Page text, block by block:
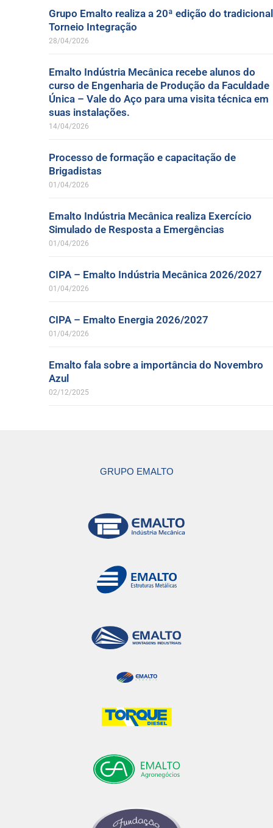
Grupo Emalto realiza a 20ª edição do tradicional
Torneio Integração
28/04/2026
Emalto Indústria Mecânica recebe alunos do
curso de Engenharia de Produção da Faculdade
Única – Vale do Aço para uma visita técnica em
suas instalações.
14/04/2026
Processo de formação e capacitação de
Brigadistas
01/04/2026
Emalto Indústria Mecânica realiza Exercício
Simulado de Resposta a Emergências
01/04/2026
CIPA – Emalto Indústria Mecânica 2026/2027
01/04/2026
CIPA – Emalto Energia 2026/2027
01/04/2026
Emalto fala sobre a importância do Novembro
Azul
02/12/2025
GRUPO EMALTO